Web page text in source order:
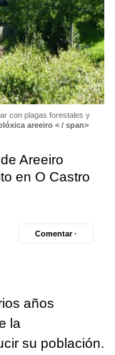
con plagas forestales y
areeiro < / span>
Areeiro
en O Castro
Comentar ·
años
la
su población.